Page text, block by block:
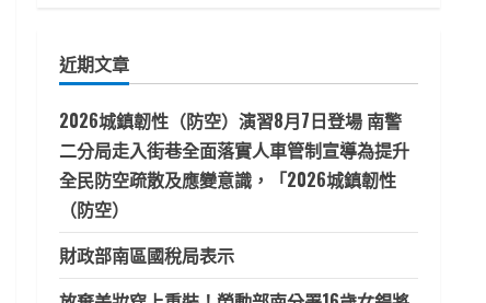
字:
近期文章
2026城鎮韌性（防空）演習8月7日登場 南警
二分局走入街巷全面落實人車管制宣導為提升
全民防空疏散及應變意識，「2026城鎮韌性
（防空）
財政部南區國稅局表示